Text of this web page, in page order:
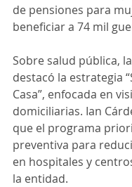
de pensiones para
beneficiar a 74 mil
Sobre salud pública,
destacó la estrategia
Casa”, enfocada en
domiciliarias. Ian
que el programa
preventiva para
en hospitales y
la entidad.